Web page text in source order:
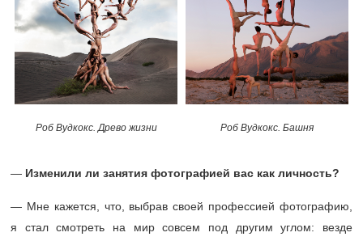
Роб Вудкокс. Древо жизни Роб Вудкокс. Башня
— Изменили ли занятия фотографией вас как личность?
— Мне кажется, что, выбрав своей профессией фотографию,
я стал смотреть на мир совсем под другим углом: везде